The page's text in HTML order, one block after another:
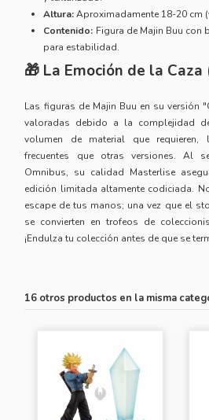
Altura:Aproximadamente 18-20 cm
Contenido: Figura de Majin Buu con
para estabilidad.
🎁 La Emoción de la Caza
Las figuras de Majin Buu en su versión
valoradas debido a la complejidad
volumen de material que
frecuentes que otras versiones. Al
Omnibus, su calidad Masterlise
edición limitada altamente codiciada.
escape de tus manos; una vez que el
se convierten en trofeos de
¡Endulza tu colección antes de que se
16 otros productos en la misma